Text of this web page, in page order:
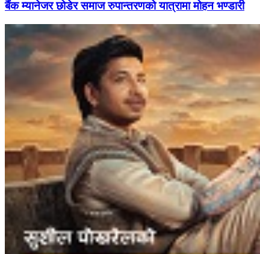
बैंक म्यानेजर छोडेर समाज रुपान्तरणको यात्रामा मोहन भण्डारी